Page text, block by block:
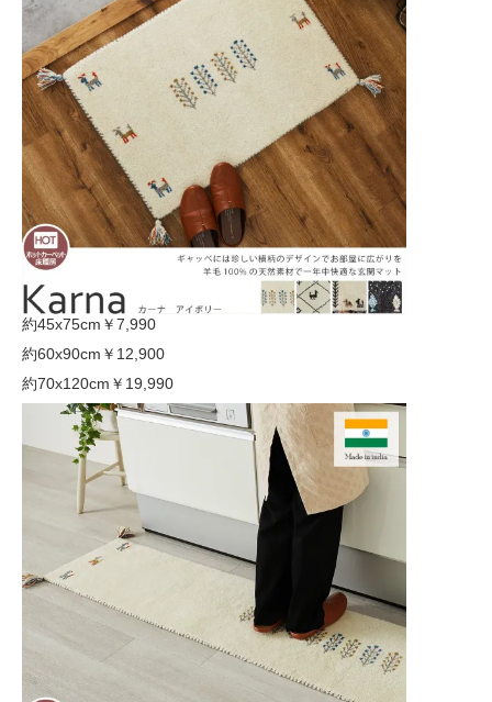
約45x75cm ￥7,990
約60x90cm ￥12,900
約70x120cm ￥19,990